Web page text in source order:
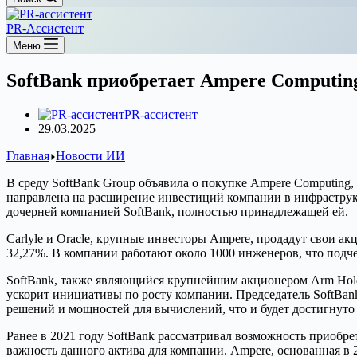
PR-Ассистент
Меню
SoftBank приобретает Ampere
PR-ассистент
29.03.2025
Главная Новости ИИ
В среду SoftBank Group объявила о покупке Ampere
направлена на расширение инвестиций компании в
дочерней компанией SoftBank, полностью принадлежащей ей.
Carlyle и Oracle, крупные инвесторы Ampere, продадут свои
32,27%. В компании работают около 1000 инженеров, что
SoftBank, также являющийся крупнейшим акционером Arm
ускорит инициативы по росту компании. Председатель
решений и мощностей для вычислений, что и будет достигнуто
Ранее в 2021 году SoftBank рассматривал возможность
важность данного актива для компании. Ampere, основанная